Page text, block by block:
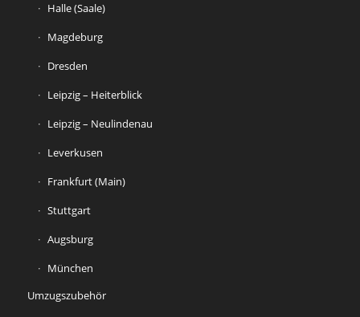
Halle (Saale)
Magdeburg
Dresden
Leipzig – Heiterblick
Leipzig – Neulindenau
Leverkusen
Frankfurt (Main)
Stuttgart
Augsburg
München
Umzugszubehör